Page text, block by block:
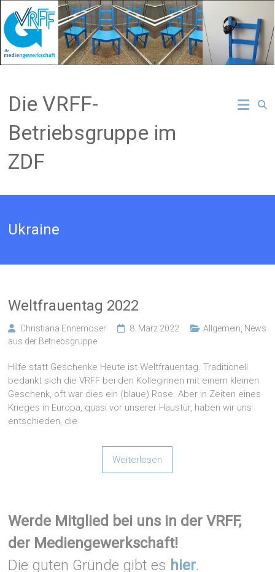
Inhalt
springen
Die VRFF-
Betriebsgruppe im
ZDF
Ukraine
Weltfrauentag 2022
Christiana Ennemoser 8. März 2022 Allgemein News
aus der Betriebsgruppe
Hilfe statt Geschenke Heute ist Weltfrauentag. Traditionell
bedankt sich die VRFF bei den Kolleginnen mit einem kleinen
Geschenk, oft war dies ein (blaue) Rose. Aber in Zeiten eines
Krieges in Europa, quasi vor unserer Haustür, haben wir uns
entschieden, die
Weiterlesen
Werde Mitglied bei uns in der VRFF,
der Mediengewerkschaft!
Die guten Gründe gibt es hier.